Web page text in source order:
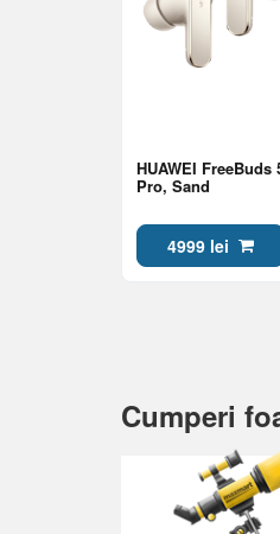
HUAWEI FreeBuds
Pro, Sand
4999 lei
Cumperi